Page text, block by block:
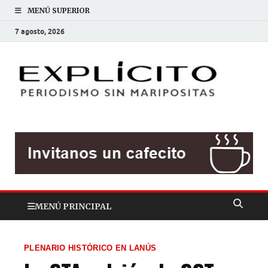
MENÚ SUPERIOR
7 agosto, 2026
MENÚ PRINCIPAL
PLENARIO HISTÓRICO EN LANÚS